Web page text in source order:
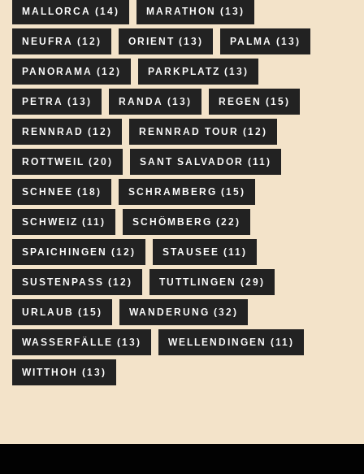
MALLORCA (14) MARATHON (13)
NEUFRA (12) ORIENT (13) PALMA (13)
PANORAMA (12) PARKPLATZ (13)
PETRA (13) RANDA (13) REGEN (15)
RENNRAD (12) RENNRAD TOUR (12)
ROTTWEIL (20) SANT SALVADOR (11)
SCHNEE (18) SCHRAMBERG (15)
SCHWEIZ (11) SCHÖMBERG (22)
SPAICHINGEN (12) STAUSEE (11)
SUSTENPASS (12) TUTTLINGEN (29)
URLAUB (15) WANDERUNG (32)
WASSERFÄLLE (13) WELLENDINGEN (11)
WITTHOH (13)